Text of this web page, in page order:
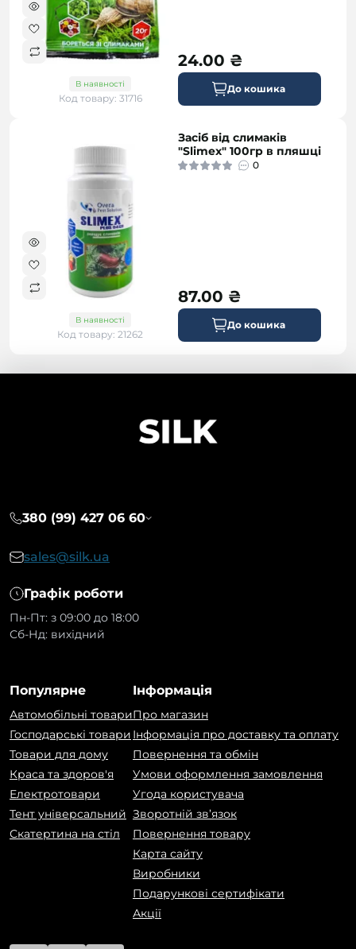
В наявності
Код товару: 31716
24.00 ₴
До кошика
В наявності
Код товару: 21262
Засіб від слимаків
"Slimex" 100гр в пляшці
0
87.00 ₴
До кошика
380 (99) 427 06 60
sales@silk.ua
Графік роботи
Пн-Пт: з 09:00 до 18:00
Сб-Нд: вихідний
Популярне
Автомобільні товари
Господарські товари
Товари для дому
Краса та здоров'я
Електротовари
Тент універсальний
Скатертина на стіл
Інформація
Про магазин
Інформація про доставку та оплату
Повернення та обмін
Умови оформлення замовлення
Угода користувача
Зворотній зв’язок
Повернення товару
Карта сайту
Виробники
Подарункові сертифікати
Акції